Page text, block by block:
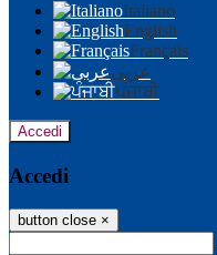
Italiano
English
Français
عربى
ਪੰਜਾਬੀ
Accedi
Accedi
button close ×